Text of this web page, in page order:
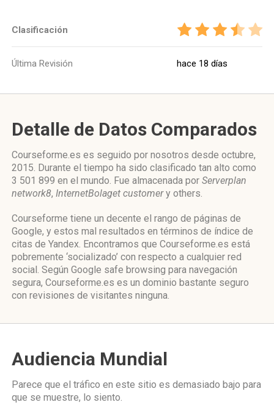
Clasificación
Última Revisión hace 18 días
Detalle de Datos Comparados
Courseforme.es es seguido por nosotros desde octubre,
2015. Durante el tiempo ha sido clasificado tan alto como
3 501 899 en el mundo. Fue almacenada por Serverplan
network8, InternetBolaget customery others.
Courseforme tiene un decente el rango de páginas de
Google, y estos mal resultados en términos de índice de
citas de Yandex. Encontramos que Courseforme.es está
pobremente ‘socializado’ con respecto a cualquier red
social. Según Google safe browsing para navegación
segura, Courseforme.es es un dominio bastante seguro
con revisiones de visitantes ninguna.
Audiencia Mundial
Parece que el tráfico en este sitio es demasiado bajo para
que se muestre, lo siento.